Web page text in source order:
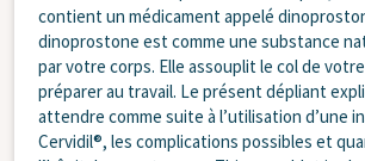
contient un médicament appelé
dinoprostone est comme une substance
par votre corps. Elle assouplit le col de
préparer au travail. Le présent dépliant
attendre comme suite à l’utilisation d’une
Cervidil®, les complications possibles et